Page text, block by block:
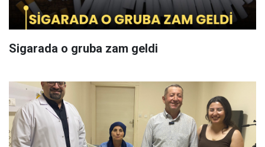
Sigarada o gruba zam geldi